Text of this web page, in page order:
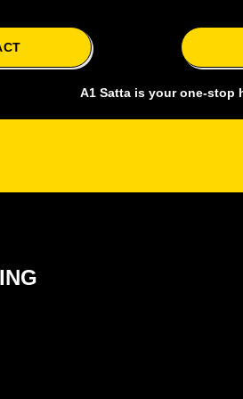
A1 Satta is your one-stop hub for